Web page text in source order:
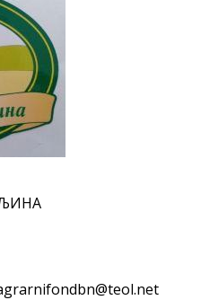
ПОНОСНЕ КАРТИЦЕ
саобраћаја 6. и 7. августа
- Вера Ујић